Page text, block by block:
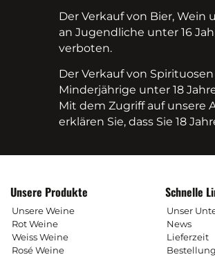
Der Verkauf von Bier, Wein
an Jugendliche unter 16
verboten.
Der Verkauf von Spirituosen
Minderjährige unter 18
Mit dem Zugriff auf unsere
erklären Sie, dass Sie 18
Unsere Produkte
Unsere Weine
Rot Weine
Weiss Weine
Rosé Weine
Schnelle
Unser
News
Lieferzeit